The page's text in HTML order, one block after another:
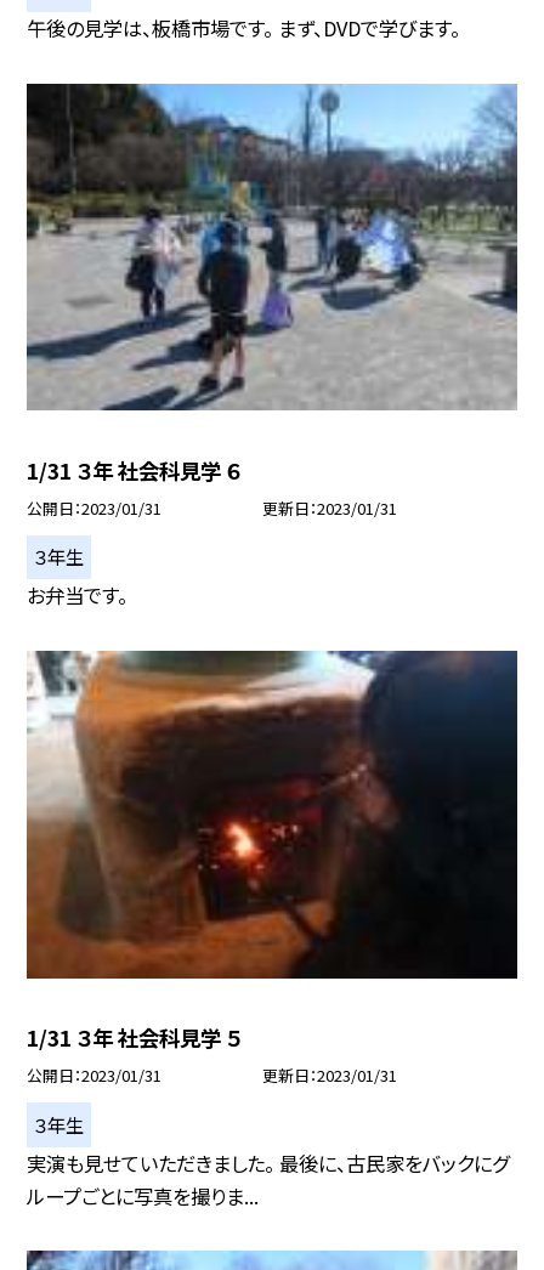
午後の見学は、板橋市場です。 まず、DVDで学びます。
1/31 ３年 社会科見学 ６
公開日 2023/01/31 更新日 2023/01/31
３年生
お弁当です。
1/31 ３年 社会科見学 ５
公開日 2023/01/31 更新日 2023/01/31
３年生
実演も見せていただきました。 最後に、古民家をバックにグ
ループごとに写真を撮りま...